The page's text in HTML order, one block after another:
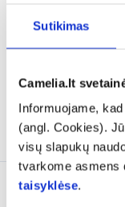
Sutikimas
Camelia.lt
Informuojame,
(angl. Cookies).
visų slapukų
tvarkome asmens
taisyklėse.
LENITIVO, 200 ml
% PAPILDOMA
Į krepšelį